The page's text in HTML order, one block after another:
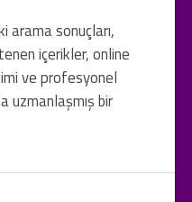
arama sonuçları,
içerikler, online
ve profesyonel
uzmanlaşmış bir